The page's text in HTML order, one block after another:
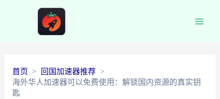
首页
回国加速器推荐
海外华人加速器可以免费使用：解锁国内资源的真实钥
匙